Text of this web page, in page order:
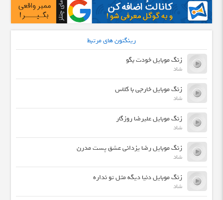
رینگتون های مرتبط
زنگ موبایل خودت بگو
شاد
زنگ موبایل خارجی با کلاس
شاد
زنگ موبایل علیرضا روزگار
شاد
زنگ موبایل رضا یزدانی عشق پست مدرن
شاد
زنگ موبایل دنیا دیگه مثل تو نداره
شاد